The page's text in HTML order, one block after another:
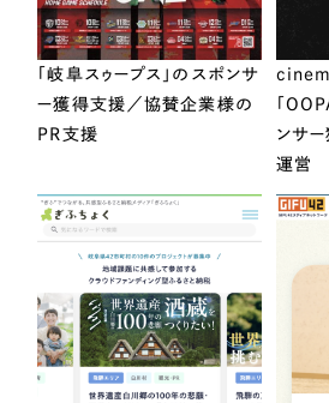
「岐阜スゥープス」のスポンサ
ー獲得支援／協賛企業様の
PR支援
「
ンサ
運営